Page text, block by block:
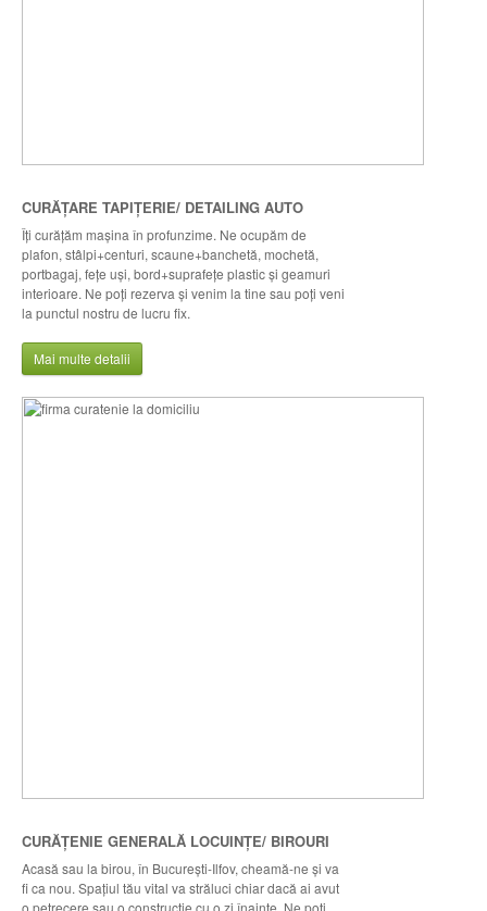
CURĂȚARE TAPIȚERIE/ DETAILING AUTO
Îţi curăţăm maşina în profunzime. Ne ocupăm de
plafon, stâlpi+centuri, scaune+banchetă, mochetă,
portbagaj, feţe uşi, bord+suprafeţe plastic şi geamuri
interioare. Ne poţi rezerva şi venim la tine sau poţi veni
la punctul nostru de lucru fix.
Mai multe detalii
CURĂȚENIE GENERALĂ LOCUINȚE/ BIROURI
Acasă sau la birou, în București-Ilfov, cheamă-ne şi va
fi ca nou. Spaţiul tău vital va străluci chiar dacă ai avut
o petrecere sau o construcţie cu o zi înainte. Ne poţi